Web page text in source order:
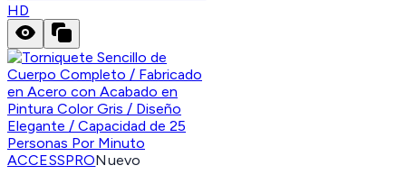
HD
ACCESSPRONuevo